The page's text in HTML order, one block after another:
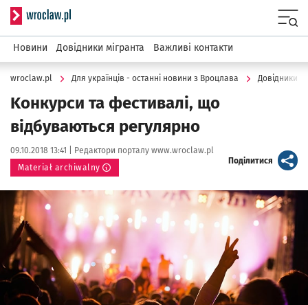
Serwis informacyjny wroclaw.pl
Новини Довідники мігранта Важливі контакти
wroclaw.pl Для українців - останні новини з Вроцлава Довідники
Kонкурси та фестивалі, що
відбуваються регулярно
Data publikacji:
09.10.2018 13:41 | Autor:
Редактори порталу www.wroclaw.pl
Materiał archiwalny
Поділитися artykuł
Kliknij, aby powiększyć